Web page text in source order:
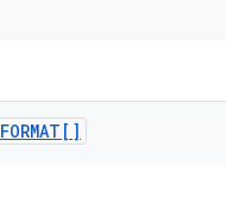
FORMAT[]